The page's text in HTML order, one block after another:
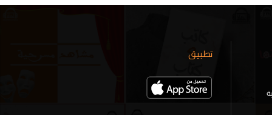
تطبيق